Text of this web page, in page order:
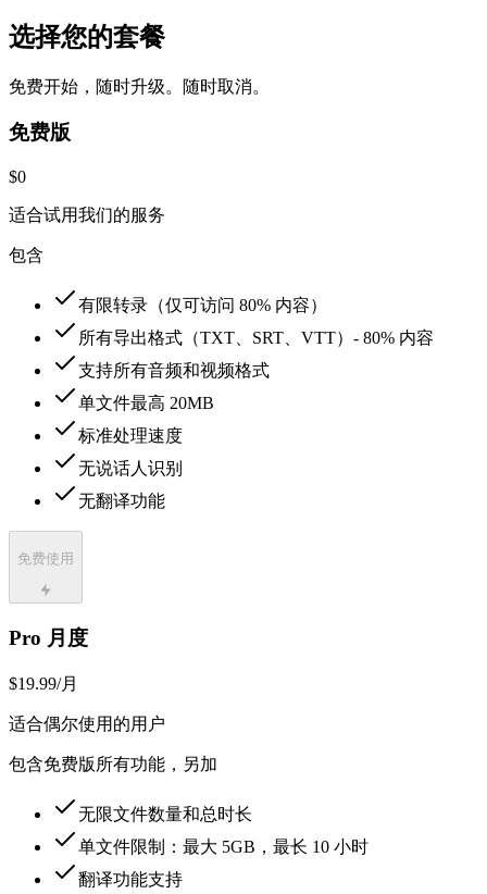
选择您的套餐
免费开始，随时升级。随时取消。
免费版
$0
适合试用我们的服务
包含
有限转录（仅可访问 80% 内容）
所有导出格式（TXT、SRT、VTT）- 80% 内容
支持所有音频和视频格式
单文件最高 20MB
标准处理速度
无说话人识别
无翻译功能
免费使用
Pro 月度
$19.99/月
适合偶尔使用的用户
包含免费版所有功能，另加
无限文件数量和总时长
单文件限制：最大 5GB，最长 10 小时
翻译功能支持